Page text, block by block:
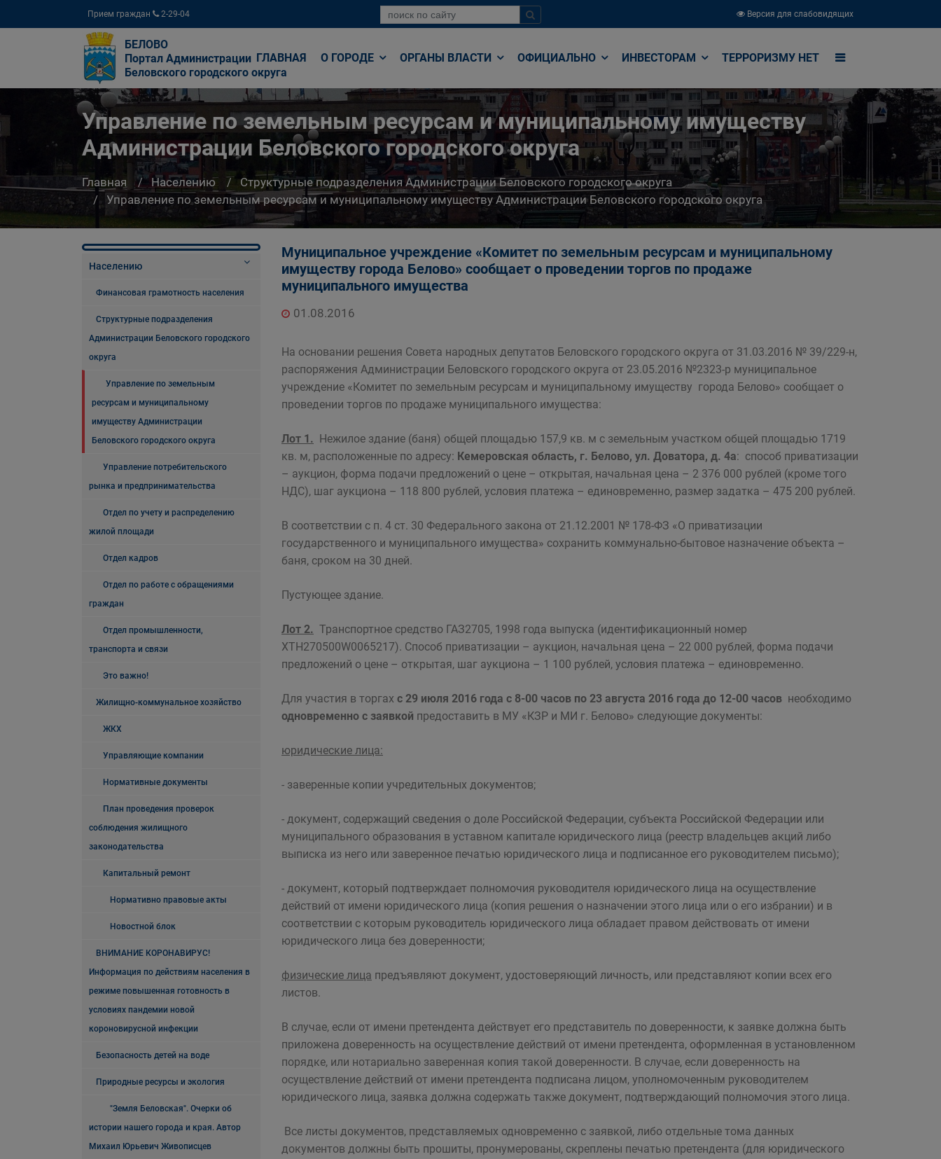
Прием граждан 2-29-04 Версия для слабовидящих
БЕЛОВО
Портал Администрации
Беловского городского округа
ГЛАВНАЯ О ГОРОДЕ ОРГАНЫ ВЛАСТИ ОФИЦИАЛЬНО ИНВЕСТОРАМ ТЕРРОРИЗМУ НЕТ
Управление по земельным ресурсам и муниципальному имуществу
Администрации Беловского городского округа
Главная Населению
Структурные подразделения Администрации Беловского городского округа
Управление по земельным ресурсам и муниципальному имуществу Администрации Беловского городского округа
Населению
Финансовая грамотность населения
Структурные подразделения
Администрации Беловского городского
округа
Управление по земельным
ресурсам и муниципальному
имуществу Администрации
Беловского городского округа
Управление потребительского
рынка и предпринимательства
Отдел по учету и распределению
жилой площади
Отдел кадров
Отдел по работе с обращениями
граждан
Отдел промышленности,
транспорта и связи
Это важно!
Жилищно-коммунальное хозяйство
ЖКХ
Управляющие компании
Нормативные документы
План проведения проверок
соблюдения жилищного
законодательства
Капитальный ремонт
Нормативно правовые акты
Новостной блок
ВНИМАНИЕ КОРОНАВИРУС!
Информация по действиям населения в
режиме повышенная готовность в
условиях пандемии новой
короновирусной инфекции
Безопасность детей на воде
Природные ресурсы и экология
"Земля Беловская". Очерки об
истории нашего города и края. Автор
Михаил Юрьевич Живописцев
Муниципальное учреждение «Комитет по земельным ресурсам и муниципальному
имуществу города Белово» сообщает о проведении торгов по продаже
муниципального имущества
01.08.2016
На основании решения Совета народных депутатов Беловского городского округа от 31.03.2016 № 39/229-н,
распоряжения Администрации Беловского городского округа от 23.05.2016 №2323-р муниципальное
учреждение «Комитет по земельным ресурсам и муниципальному имуществу города Белово» сообщает о
проведении торгов по продаже муниципального имущества:
Лот 1. Нежилое здание (баня) общей площадью 157,9 кв. м с земельным участком общей площадью 1719
кв. м, расположенные по адресу: Кемеровская область, г. Белово, ул. Доватора, д. 4а: способ приватизации
– аукцион, форма подачи предложений о цене – открытая, начальная цена – 2 376 000 рублей (кроме того
НДС), шаг аукциона – 118 800 рублей, условия платежа – единовременно, размер задатка – 475 200 рублей.
В соответствии с п. 4 ст. 30 Федерального закона от 21.12.2001 № 178-ФЗ «О приватизации
государственного и муниципального имущества» сохранить коммунально-бытовое назначение объекта –
баня, сроком на 30 дней.
Пустующее здание.
Лот 2. Транспортное средство ГАЗ2705, 1998 года выпуска (идентификационный номер
ХТН270500W0065217). Способ приватизации – аукцион, начальная цена – 22 000 рублей, форма подачи
предложений о цене – открытая, шаг аукциона – 1 100 рублей, условия платежа – единовременно.
Для участия в торгах с 29 июля 2016 года с 8-00 часов по 23 августа 2016 года до 12-00 часов необходимо
одновременно с заявкой предоставить в МУ «КЗР и МИ г. Белово» следующие документы:
юридические лица:
- заверенные копии учредительных документов;
- документ, содержащий сведения о доле Российской Федерации, субъекта Российской Федерации или
муниципального образования в уставном капитале юридического лица (реестр владельцев акций либо
выписка из него или заверенное печатью юридического лица и подписанное его руководителем письмо);
- документ, который подтверждает полномочия руководителя юридического лица на осуществление
действий от имени юридического лица (копия решения о назначении этого лица или о его избрании) и в
соответствии с которым руководитель юридического лица обладает правом действовать от имени
юридического лица без доверенности;
физические лица предъявляют документ, удостоверяющий личность, или представляют копии всех его
листов.
В случае, если от имени претендента действует его представитель по доверенности, к заявке должна быть
приложена доверенность на осуществление действий от имени претендента, оформленная в установленном
порядке, или нотариально заверенная копия такой доверенности. В случае, если доверенность на
осуществление действий от имени претендента подписана лицом, уполномоченным руководителем
юридического лица, заявка должна содержать также документ, подтверждающий полномочия этого лица.
Все листы документов, представляемых одновременно с заявкой, либо отдельные тома данных
документов должны быть прошиты, пронумерованы, скреплены печатью претендента (для юридического